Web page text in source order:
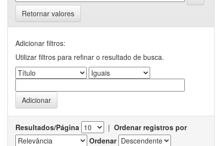
Retornar valores
Adicionar filtros:
Utilizar filtros para refinar o resultado de busca.
Resultados/Página | Ordenar registros por
Ordenar